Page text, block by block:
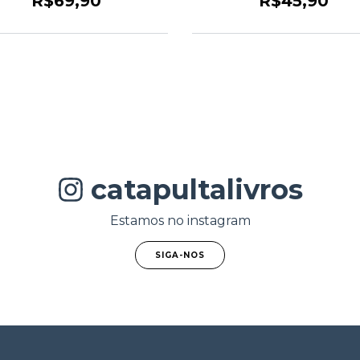
catapultalivros
Estamos no instagram
SIGA-NOS